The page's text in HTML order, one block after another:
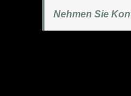
Nehmen Sie